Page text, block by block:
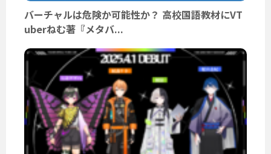
バーチャルは危険か可能性か？ 高校国語教材にVT
uberねむ著『メタバ...